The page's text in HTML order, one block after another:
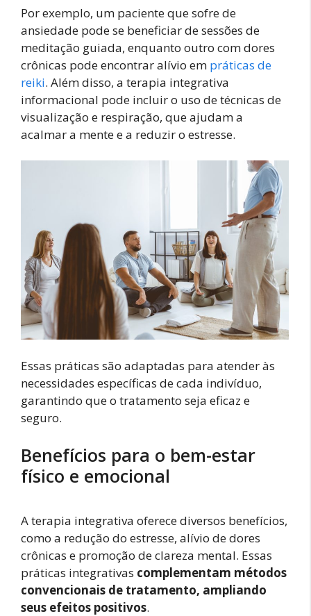
Por exemplo, um paciente que sofre de
ansiedade pode se beneficiar de sessões de
meditação guiada, enquanto outro com dores
crônicas pode encontrar alívio em práticas de
reiki. Além disso, a terapia integrativa
informacional pode incluir o uso de técnicas de
visualização e respiração, que ajudam a
acalmar a mente e a reduzir o estresse.
Essas práticas são adaptadas para atender às
necessidades específicas de cada indivíduo,
garantindo que o tratamento seja eficaz e
seguro.
Benefícios para o bem-estar
físico e emocional
A terapia integrativa oferece diversos benefícios,
como a redução do estresse, alívio de dores
crônicas e promoção de clareza mental. Essas
práticas integrativas complementam métodos
convencionais de tratamento, ampliando
seus efeitos positivos.